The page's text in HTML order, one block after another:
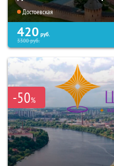
Достоевская
420 руб.
3300руб.
-50%